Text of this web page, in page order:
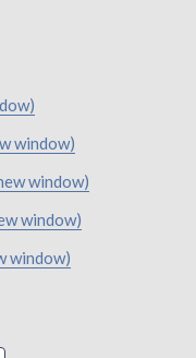
window)
window)
window)
window)